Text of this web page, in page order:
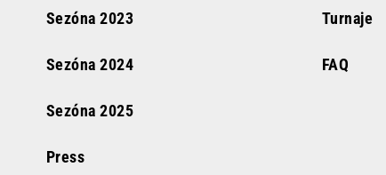
Sezóna 2023
Sezóna 2024
Sezóna 2025
Press
Turnaje
FAQ